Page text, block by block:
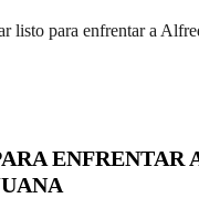
listo para enfrentar a
ENFRENTAR